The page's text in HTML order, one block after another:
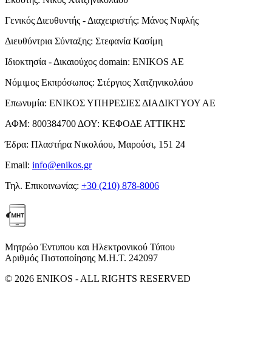
Γενικός Διευθυντής - Διαχειριστής: Μάνος Νιφλής
Διευθύντρια Σύνταξης: Στεφανία Κασίμη
Ιδιοκτησία - Δικαιούχος domain: ENIKOS AE
Νόμιμος Εκπρόσωπος: Στέργιος Χατζηνικολάου
Επωνυμία: ΕΝΙΚΟΣ ΥΠΗΡΕΣΙΕΣ ΔΙΑΔΙΚΤΥΟΥ ΑΕ
ΑΦΜ: 800384700 ΔΟΥ: ΚΕΦΟΔΕ ΑΤΤΙΚΗΣ
Έδρα: Πλαστήρα Νικολάου, Μαρούσι, 151 24
Email: info@enikos.gr
Τηλ. Επικοινωνίας: +30 (210) 878-8006
Μητρώο Έντυπου και Ηλεκτρονικού Τύπου
Αριθμός Πιστοποίησης Μ.Η.Τ. 242097
© 2026 ENIKOS - ALL RIGHTS RESERVED